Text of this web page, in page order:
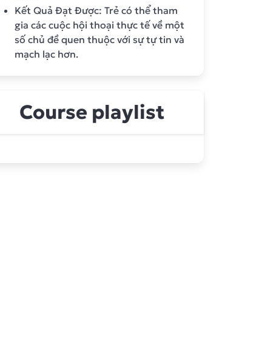
Kết Quả Đạt Được: Trẻ có thể tham
gia các cuộc hội thoại thực tế về một
số chủ đề quen thuộc với sự tự tin và
mạch lạc hơn.
Course playlist